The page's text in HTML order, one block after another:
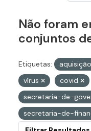
Não foram
conjuntos
Etiquetas: aquisição
vírus
covid
secretaria-de-
secretaria-de-